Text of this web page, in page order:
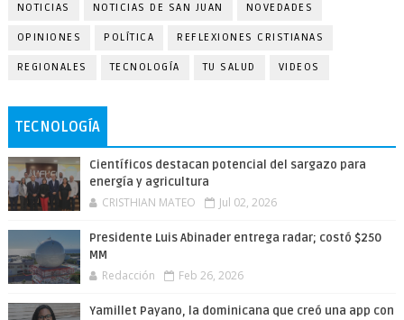
NOTICIAS NOTICIAS DE SAN JUAN NOVEDADES
OPINIONES POLÍTICA REFLEXIONES CRISTIANAS
REGIONALES TECNOLOGÍA TU SALUD VIDEOS
TECNOLOGÍA
Científicos destacan potencial del sargazo para
energía y agricultura
CRISTHIAN MATEO Jul 02, 2026
Presidente Luis Abinader entrega radar; costó $250
MM
Redacción Feb 26, 2026
Yamillet Payano, la dominicana que creó una app con